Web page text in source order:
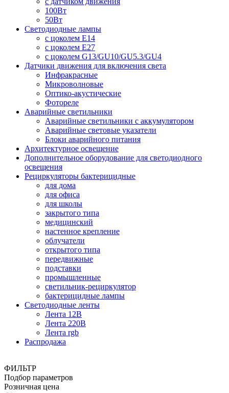
100Вт
50Вт
Светодиодные лампы
с цоколем E14
с цоколем E27
с цоколем G13/GU10/GU5.3/GU4
Датчики движения для включения света
Инфракрасные
Микроволновые
Оптико-акустические
Фотореле
Аварийные светильники
Аварийные светильники с аккумулятором
Аварийные световые указатели
Блоки аварийного питания
Архитектурное освещение
Дополнительное оборудование для светодиодного
освещения
Рециркуляторы бактерицидные
для дома
для офиса
для школы
закрытого типа
медицинский
настенное крепление
облучатели
открытого типа
передвижные
подставки
промышленные
светильник-рециркулятор
бактерицидные лампы
Светодиодные ленты
Лента 12В
Лента 220В
Лента rgb
Распродажа
ФИЛЬТР
Подбор параметров
Розничная цена